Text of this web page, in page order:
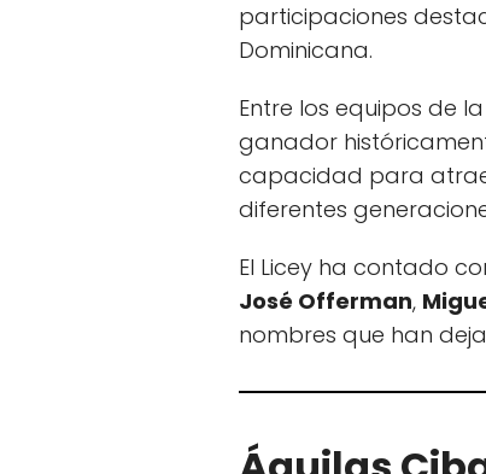
participaciones
Dominicana.
Entre los equipos de la
ganador
capacidad para
diferentes
El Licey ha contado
José Offerman,
nombres que han